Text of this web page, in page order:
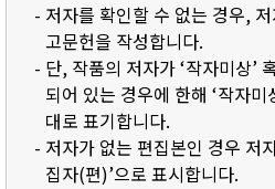
- 저자를 확인할 수 없는 경우,
고문헌을 작성합니다.
- 단, 작품의 저자가 ‘작자미상’
되어 있는 경우에 한해 ‘작자
대로 표기합니다.
- 저자가 없는 편집본인 경우 저
집자(편)’으로 표시합니다.